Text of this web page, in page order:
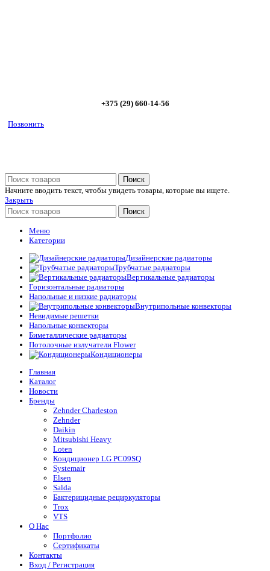
+375 (29) 660-14-56
Позвонить
Поиск
Начните вводить текст, чтобы увидеть товары, которые вы ищете.
Закрыть
Поиск
Меню
Категории
Дизайнерские радиаторы
Трубчатые радиаторы
Вертикальные радиаторы
Горизонтальные радиаторы
Напольные и низкие радиаторы
Внутрипольные конвекторы
Невидимые решетки
Напольные конвекторы
Биметаллические радиаторы
Потолочные излучатели Flower
Кондиционеры
Главная
Каталог
Новости
Бренды
Zehnder Charleston
Zehnder
Daikin
Mitsubishi Heavy
Loten
Кондиционер LG PC09SQ
Systemair
Elsen
Salda
Бактерицидные рециркуляторы
Trox
VTS
О Нас
Портфолио
Сертификаты
Контакты
Вход / Регистрация